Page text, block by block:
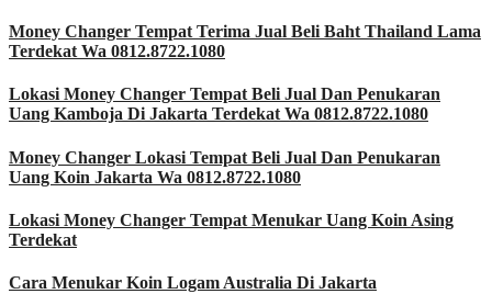
Money Changer Tempat Terima Jual Beli Baht Thailand Lama
Terdekat Wa 0812.8722.1080
Lokasi Money Changer Tempat Beli Jual Dan Penukaran
Uang Kamboja Di Jakarta Terdekat Wa 0812.8722.1080
Money Changer Lokasi Tempat Beli Jual Dan Penukaran
Uang Koin Jakarta Wa 0812.8722.1080
Lokasi Money Changer Tempat Menukar Uang Koin Asing
Terdekat
Cara Menukar Koin Logam Australia Di Jakarta